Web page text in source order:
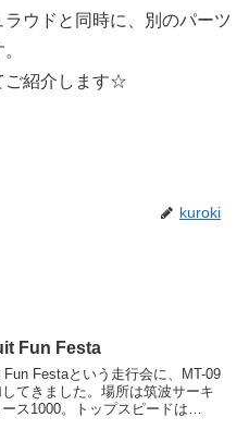
ウドと同時に、別のパーツ
ご紹介します☆
kuroki
Fun Festa
Fun Festaという走行会に、MT-09
てきました。場所は筑波サーキ
ース1000。トップスピードは